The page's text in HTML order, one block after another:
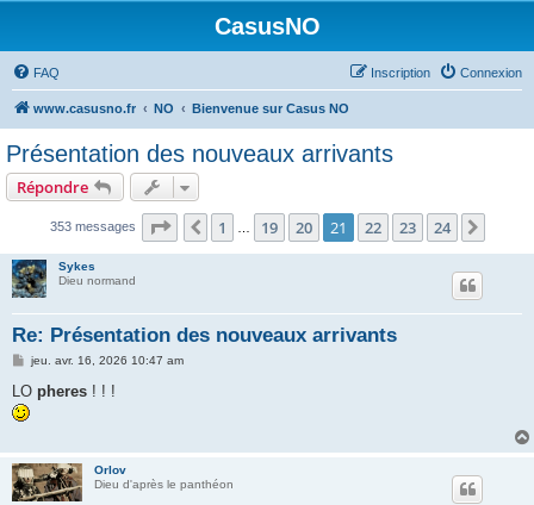
CasusNO
FAQ Connexion
Inscription
www.casusno.fr NO Bienvenue sur Casus NO
Présentation des nouveaux arrivants
Répondre
353 messages Page 21 sur 24
Précédent
1 19 20 21 22 23 24
Sykes
Dieu normand
Re: Présentation des nouveaux arrivants
M
s
a
jeu. avr. 16, 2026 10:47 am
LO pheres ! ! !
Orlov
Dieu d'après le panthéon